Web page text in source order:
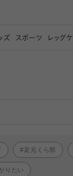
ズ スポーツ レッグ
足元くら部
りたい